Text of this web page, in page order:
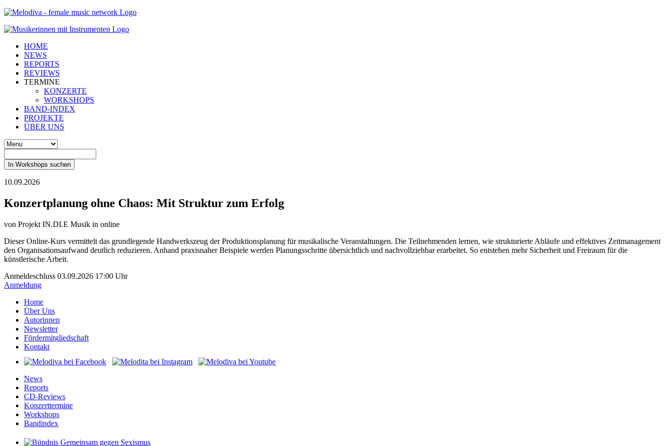
HOME
NEWS
REPORTS
REVIEWS
TERMINE
KONZERTE
WORKSHOPS
BAND-INDEX
PROJEKTE
ÜBER UNS
In Workshops suchen
10.09.2026
Konzertplanung ohne Chaos: Mit Struktur zum Erfolg
von Projekt IN.DI.E Musik in online
Dieser Online-Kurs vermittelt das grundlegende Handwerkszeug der Produktionsplanung für musikalische Veranstaltungen. Die Teilnehmenden lernen, wie strukturierte Abläufe und effektives Zeitmanagement
den Organisationsaufwand deutlich reduzieren. Anhand praxisnaher Beispiele werden Planungsschritte übersichtlich und nachvollziehbar erarbeitet. So entstehen mehr Sicherheit und Freiraum für die
künstlerische Arbeit.
Anmeldeschluss 03.09.2026 17:00 Uhr
Anmeldung
Home
Über Uns
Autorinnen
Newsletter
Fördermitgliedschaft
Kontakt
News
Reports
CD-Reviews
Konzerttermine
Workshops
Bandindex